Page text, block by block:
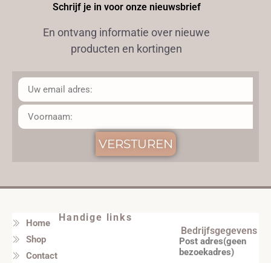
Schrijf je in voor onze nieuwsbrief
En ontvang informatie over nieuwe
producten en kortingen
VERSTUREN
Handige links
Home
Shop
Contact
Bedrijfsgegevens
Post adres(geen
bezoekadres)